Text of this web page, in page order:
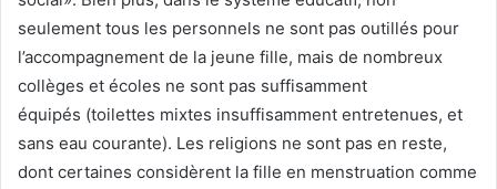
seulement tous les personnels ne sont pas outillés pour
l’accompagnement de la jeune fille, mais de nombreux
collèges et écoles ne sont pas suffisamment
équipés (toilettes mixtes insuffisamment entretenues, et
sans eau courante). Les religions ne sont pas en reste,
dont certaines considèrent la fille en menstruation comme